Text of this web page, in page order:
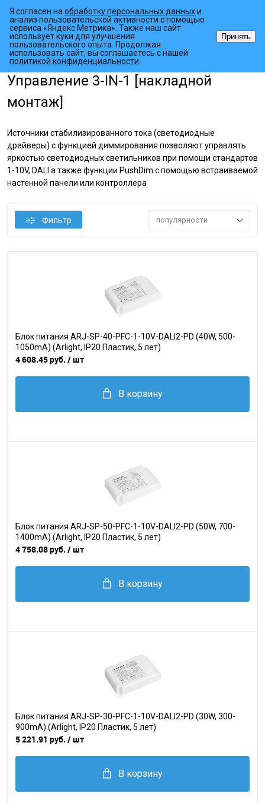
Главная страница • Каталог товаров • Источники питания
Управление 3-IN-1 [накладной
монтаж]
Источники стабилизированного тока (светодиодные
драйверы) с функцией диммирования позволяют управлять
яркостью светодиодных светильников при помощи стандартов
1-10V, DALI а также функции PushDim с помощью встраиваемой
настенной панели или контроллера
Фильтр популярности
Блок питания ARJ-SP-40-PFC-1-10V-DALI2-PD (40W, 500-
1050mA) (Arlight, IP20 Пластик, 5 лет)
4 608.45 руб. / шт
В корзину
Блок питания ARJ-SP-50-PFC-1-10V-DALI2-PD (50W, 700-
1400mA) (Arlight, IP20 Пластик, 5 лет)
4 758.08 руб. / шт
В корзину
Блок питания ARJ-SP-30-PFC-1-10V-DALI2-PD (30W, 300-
900mA) (Arlight, IP20 Пластик, 5 лет)
5 221.91 руб. / шт
В корзину
Я согласен наобработку персональных данныхи
анализ пользовательской активности с помощью
сервиса «Яндекс Метрика». Также наш сайт
использует куки для улучшения
пользовательского опыта. Продолжая
использовать сайт, вы соглашаетесь с нашей
политикой конфиденциальности
Принять